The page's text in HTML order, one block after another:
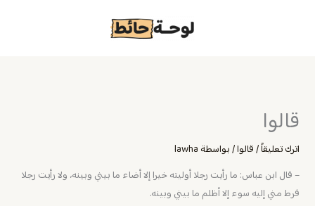
قالوا
اترك تعليقاً/قالوا/ بواسطة lawha
– ‏قال ابن عباس: ما رأيت رجلا أوليته خيرا إلا أضاء ما بيني وبينه، ولا رأيت رجلا
فرط مني إليه سوء إلا أظلم ما بيني وبينه.